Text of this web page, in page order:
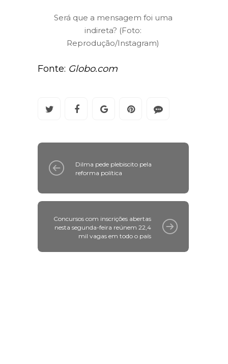
Será que a mensagem foi uma
indireta? (Foto:
Reprodução/Instagram)
Fonte: Globo.com
Dilma pede plebiscito pela
reforma política
Concursos com inscrições abertas
nesta segunda-feira reúnem 22,4
mil vagas em todo o país